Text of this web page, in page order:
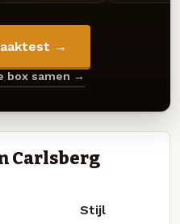
→
box samen →
Carlsberg
Stijl